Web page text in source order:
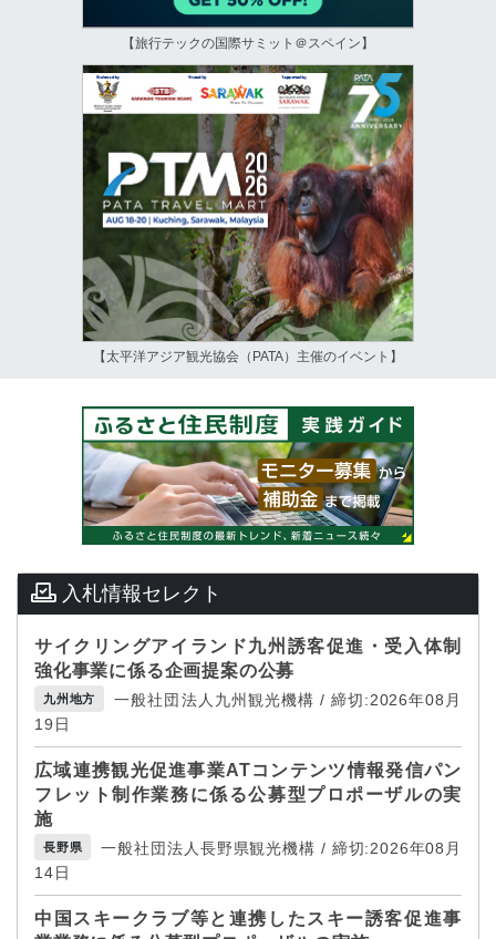
【旅行テックの国際サミット＠スペイン】
【太平洋アジア観光協会（PATA）主催のイベント】
入札情報セレクト
サイクリングアイランド九州誘客促進・受入体制
強化事業に係る企画提案の公募
九州地方
一般社団法人九州観光機構 / 締切:2026年08月
19日
広域連携観光促進事業ATコンテンツ情報発信パン
フレット制作業務に係る公募型プロポーザルの実
施
長野県
一般社団法人長野県観光機構 / 締切:2026年08月
14日
中国スキークラブ等と連携したスキー誘客促進事